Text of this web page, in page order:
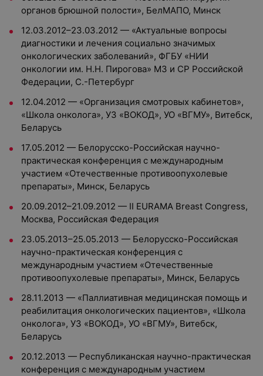
органов брюшной полости», БелМАПО, Минск
12.03.2012–23.03.2012 — «Актуальные вопросы
диагностики и лечения социально значимых
онкологических заболеваний», ФГБУ «НИИ
онкологии им. Н.Н. Пирогова» МЗ и СР Российской
Федерации, С.-Петербург
12.04.2012 — «Организация смотровых кабинетов»,
«Школа онколога», УЗ «ВОКОД», УО «ВГМУ», Витебск,
Беларусь
17.05.2012 — Белорусско-Российская научно-
практическая конференция с международным
участием «Отечественные противоопухолевые
препараты», Минск, Беларусь
20.09.2012–21.09.2012 — II EURAMA Breast Congress,
Москва, Российская Федерация
23.05.2013–25.05.2013 — Белорусско-Российская
научно-практическая конференция с
международным участием «Отечественные
противоопухолевые препараты», Минск, Беларусь
28.11.2013 — «Паллиативная медицинская помощь и
реабилитация онкологических пациентов», «Школа
онколога», УЗ «ВОКОД», УО «ВГМУ», Витебск,
Беларусь
20.12.2013 — Республиканская научно-практическая
конференция с международным участием